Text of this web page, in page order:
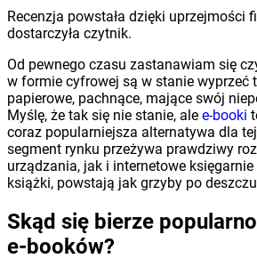
Recenzja powstała dzięki uprzejmości
dostarczyła czytnik.
Od pewnego czasu zastanawiam się
w formie cyfrowej są w stanie wyprzeć
papierowe, pachnące, mające swój
Myślę, że tak się nie stanie, ale e-booki
coraz popularniejsza alternatywa dla
segment rynku przeżywa prawdziwy
urządzania, jak i internetowe
książki, powstają jak grzyby po
Skąd się bierze
e-booków?